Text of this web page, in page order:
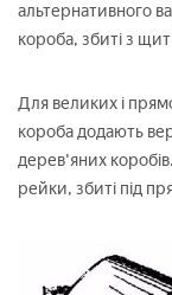
альтернативного
короба, збиті з
Для великих і
короба додають
дерев'яних
рейки, збиті під